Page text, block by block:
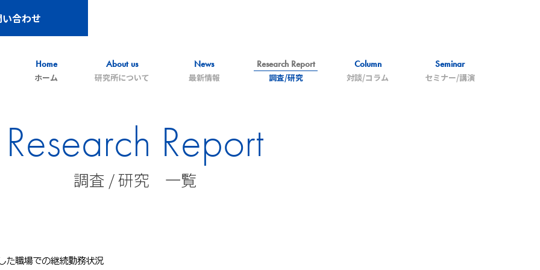
合わせ
Home
ホーム
About us
研究所について
News
最新情報
Research Report
調査/研究
Column
対談/コラム
Seminar
セミナー/講演
Research Report
調査 / 研究 一覧